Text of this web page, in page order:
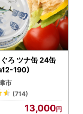
ろ ツナ缶 24缶
190)
市
(714)
13,000